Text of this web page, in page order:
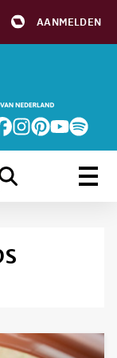
AANMELDEN